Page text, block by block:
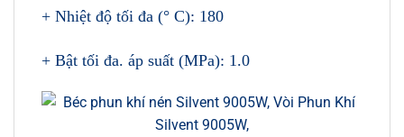
+ Nhiệt độ tối đa (° C): 180
+ Bật tối đa. áp suất (MPa): 1.0